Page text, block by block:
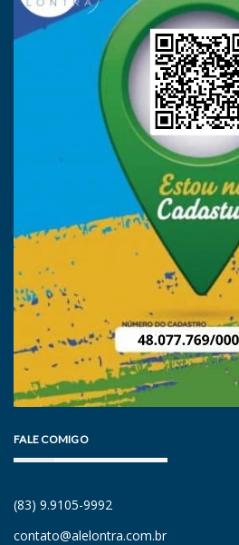
FALE COMIGO
(83) 9.9105-9992
contato@alelontra.com.br